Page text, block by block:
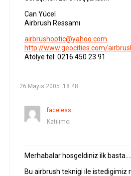
Can Yücel
Airbrush Ressamı
airbrushoptic@yahoo.com
http://www.geocities.com/
Atölye tel: 0216 450 23 91
26 Mayıs 2005: 18:48
faceless
Katılımcı
Merhabalar hosgeldiniz ilk basta…..
Bu airbrush teknigi ile istedigimiz